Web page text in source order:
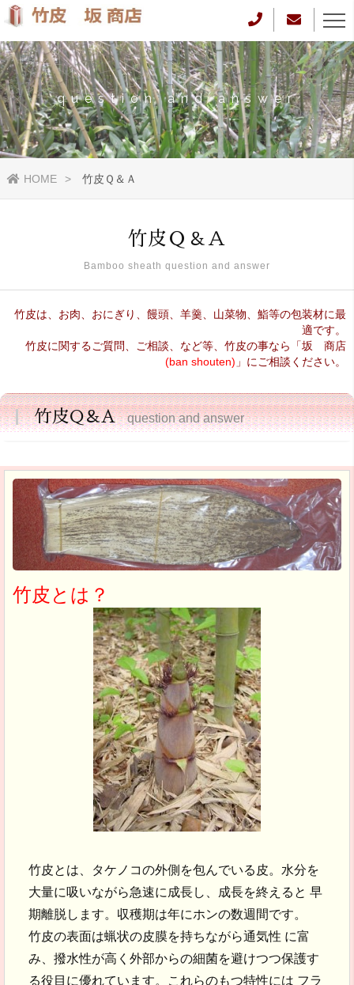
question and answer
HOME 竹皮Ｑ＆Ａ
竹皮Ｑ＆Ａ
Bamboo sheath question and answer
竹皮は、お肉、おにぎり、饅頭、羊羹、山菜物、鮨等の包装材に最
適です。
竹皮に関するご質問、ご相談、など等、竹皮の事なら「坂 商店
(ban shouten) 」にご相談ください。
竹皮Q＆A question and answer
竹皮とは？
竹皮とは、タケノコの外側を包んでいる皮。水分を
大量に吸いながら急速に成長し、成長を終えると 早
期離脱します。収穫期は年にホンの数週間です。
竹皮の表面は蝋状の皮膜を持ちながら通気性 に富
み、撥水性が高く外部からの細菌を避けつつ保護す
る役目に優れています。これらのもつ特性には フラ